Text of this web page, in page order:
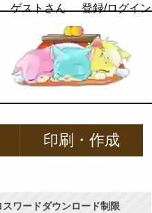
ゲストさん 登録/ログイン
印刷・作成
スワードダウンロード制限